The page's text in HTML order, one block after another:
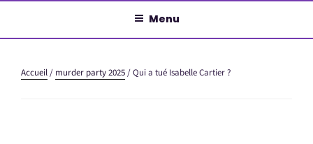
contenu
Menu
Accueil / murder party 2025 / Qui a tué Isabelle Cartier ?